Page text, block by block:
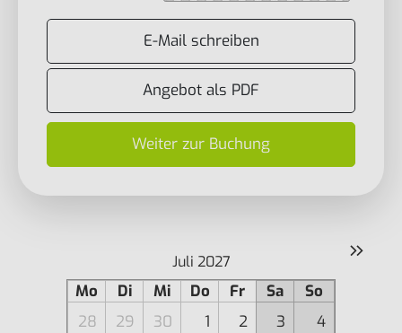
E-Mail schreiben
Angebot als PDF
Weiter zur Buchung
»
Juli 2027
Mo Di Mi Do Fr Sa
So
28
29 30 1 2 3
4